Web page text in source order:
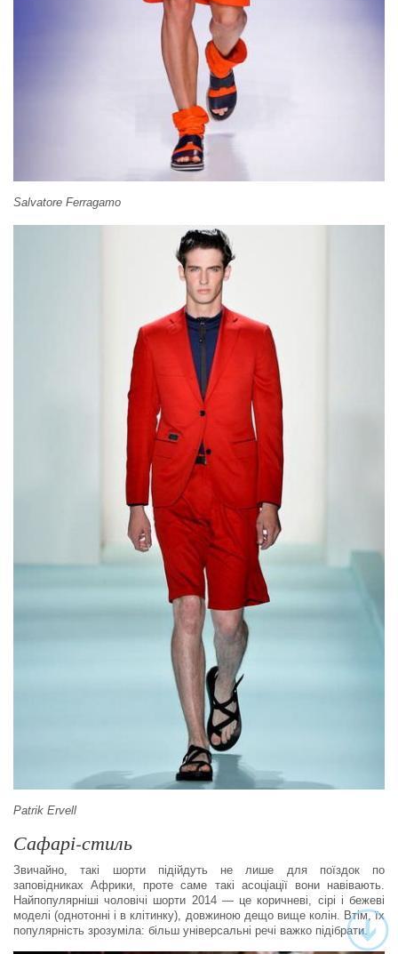
Salvatore Ferragamo
Patrik Ervell
Сафарі-стиль
Звичайно, такі шорти підійдуть не лише для поїздок по
заповідниках Африки, проте саме такі асоціації вони навівають.
Найпопулярніші чоловічі шорти 2014 — це коричневі, сірі і бежеві
моделі (однотонні і в клітинку), довжиною дещо вище колін. Втім, їх
популярність зрозуміла: більш універсальні речі важко підібрати.